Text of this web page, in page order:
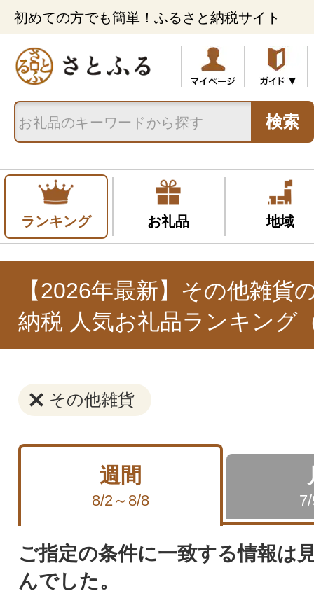
初めての方でも簡単！ふるさと納税サイト
検索
ランキング お礼品 地域
【2026年最新】その他雑貨
納税 人気お礼品ランキング
その他雑貨
週間
8/2～8/8
ご指定の条件に一致する情報は
んでした。